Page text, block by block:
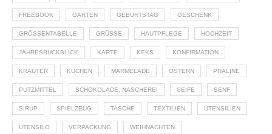
FREEBOOK GARTEN GEBURTSTAG GESCHENK
GRÖSSENTABELLE GRÜSSE HAUTPFLEGE HOCHZEIT
JAHRESRÜCKBLICK KARTE KEKS KONFIRMATION
KRÄUTER KUCHEN MARMELADE OSTERN PRALINE
PUTZMITTEL SCHOKOLADE; NASCHEREI SEIFE SENF
SIRUP SPIELZEUG TASCHE TEXTILIEN UTENSILIEN
UTENSILO VERPACKUNG WEIHNACHTEN